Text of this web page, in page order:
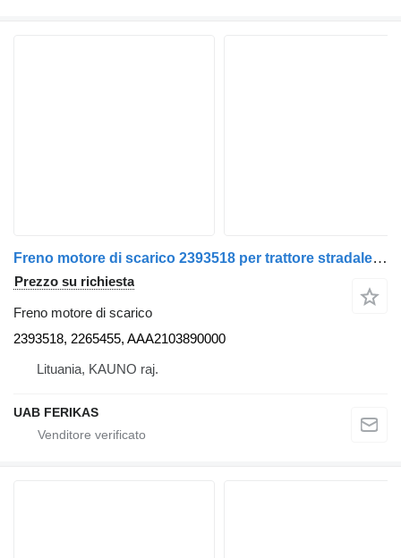
Freno motore di scarico 2393518 per trattore stradale DAF XG, XF
Prezzo su richiesta
Freno motore di scarico
2393518, 2265455, AAA2103890000
Lituania, KAUNO raj.
UAB FERIKAS